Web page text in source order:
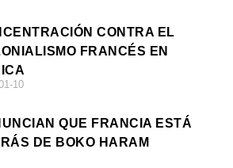
CONTRA EL
FRANCÉS EN
10
QUE FRANCIA ESTÁ
DE BOKO HARAM